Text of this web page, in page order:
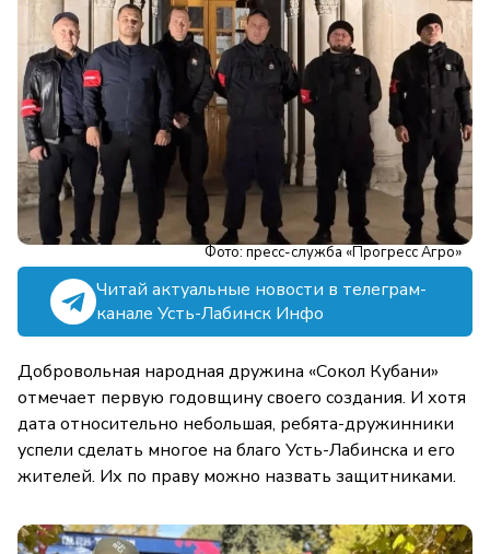
Фото: пресс-служба «Прогресс Агро»
Читай актуальные новости в телеграм-
канале Усть-Лабинск Инфо
Добровольная народная дружина «Сокол Кубани»
отмечает первую годовщину своего создания. И хотя
дата относительно небольшая, ребята-дружинники
успели сделать многое на благо Усть-Лабинска и его
жителей. Их по праву можно назвать защитниками.